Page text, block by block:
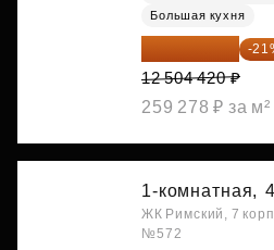
Большая кухня
-
12 504 420 ₽
259 278 ₽ за м²
1-комнатная,
ЖК Римский, 7
№572